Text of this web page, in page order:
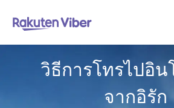
วิธีการโทรไปอิน
จากอิรัก